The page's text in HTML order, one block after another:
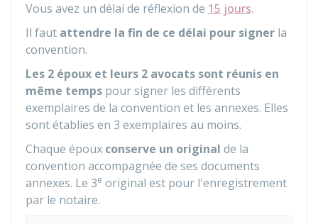
Vous avez un délai de réflexion de 15 jours.
Il faut attendre la fin de ce délai pour signer la
convention.
Les 2 époux et leurs 2 avocats sont réunis en
même temps pour signer les différents
exemplaires de la convention et les annexes. Elles
sont établies en 3 exemplaires au moins.
Chaque époux conserve un original de la
convention accompagnée de ses documents
annexes. Le 3e original est pour l'enregistrement
par le notaire.